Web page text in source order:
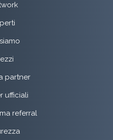
partner
ufficiali
referral